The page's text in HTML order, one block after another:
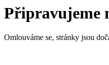
Připravujeme
Omlouváme se, stránky jsou